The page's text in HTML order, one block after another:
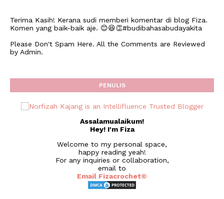
Terima Kasih! Kerana sudi memberi komentar di blog Fiza.
Komen yang baik-baik aje. 😊😆👏#budibahasabudayakita
Please Don't Spam Here. All the Comments are Reviewed
by Admin.
PENULIS
Assalamualaikum!
Hey! I'm Fiza
Welcome to my personal space,
happy reading yeah!
For any inquiries or collaboration,
email to
Email Fizacrochet©